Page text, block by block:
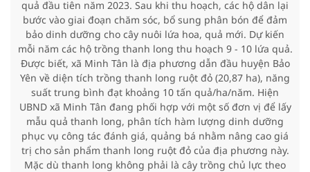
quả đầu tiên năm 2023. Sau khi thu hoạch, các hộ dân lại
bước vào giai đoạn chăm sóc, bổ sung phân bón để đảm
bảo dinh dưỡng cho cây nuôi lứa hoa, quả mới. Dự kiến
mỗi năm các hộ trồng thanh long thu hoạch 9 - 10 lứa quả.
Được biết, xã Minh Tân là địa phương dẫn đầu huyện Bảo
Yên về diện tích trồng thanh long ruột đỏ (20,87 ha), năng
suất trung bình đạt khoảng 10 tấn quả/ha/năm. Hiện
UBND xã Minh Tân đang phối hợp với một số đơn vị để lấy
mẫu quả thanh long, phân tích hàm lượng dinh dưỡng
phục vụ công tác đánh giá, quảng bá nhằm nâng cao giá
trị cho sản phẩm thanh long ruột đỏ của địa phương này.
Mặc dù thanh long không phải là cây trồng chủ lực theo